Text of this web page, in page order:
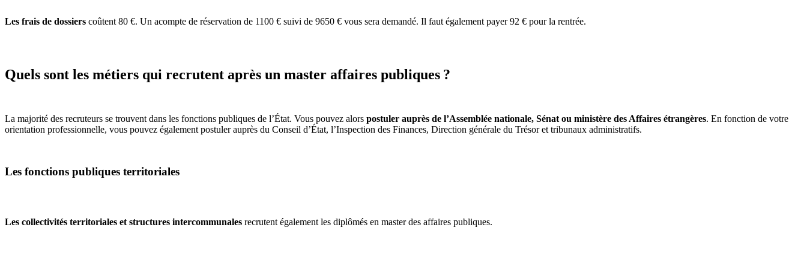
Les frais de dossiers coûtent 80 €. Un acompte de réservation de 1100 € suivi de 9650 € vous sera demandé. Il faut également payer 92 € pour la rentrée.
Quels sont les métiers qui recrutent après un master affaires publiques ?
La majorité des recruteurs se trouvent dans les fonctions publiques de l’État. Vous pouvez alors postuler auprès de l’Assemblée nationale, Sénat ou ministère des Affaires étrangères. En fonction de votre
orientation professionnelle, vous pouvez également postuler auprès du Conseil d’État, l’Inspection des Finances, Direction générale du Trésor et tribunaux administratifs.
Les fonctions publiques territoriales
Les collectivités territoriales et structures intercommunales recrutent également les diplômés en master des affaires publiques.